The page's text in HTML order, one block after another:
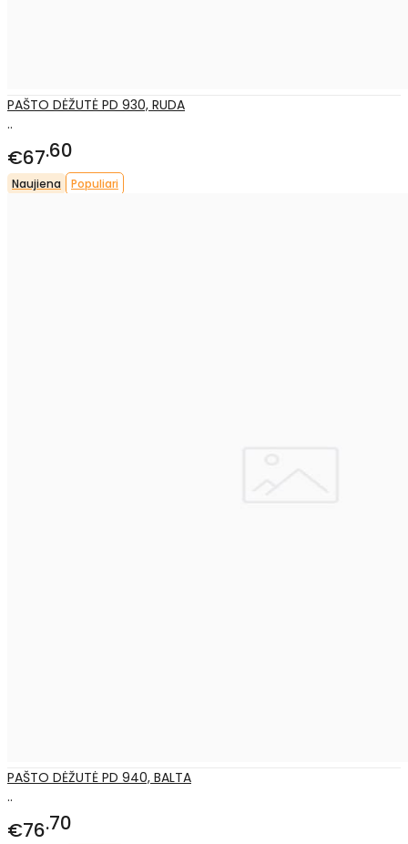
PAŠTO DĖŽUTĖ PD 930, RUDA
..
€67 60
Naujiena Populiari
PAŠTO DĖŽUTĖ PD 940, BALTA
..
€76 70